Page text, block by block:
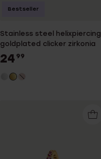
Stainless steel helixpiercing
goldplated clicker zirkonia
24 99
Bestseller